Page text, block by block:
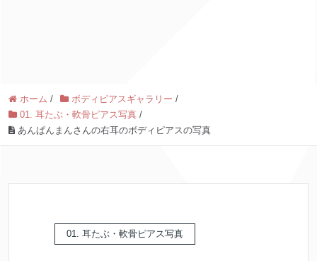
ホーム / ボディピアスギャラリー /
01. 耳たぶ・軟骨ピアス写真 /
あんぱんまんさんの右耳のボディピアスの写真
01. 耳たぶ・軟骨ピアス写真